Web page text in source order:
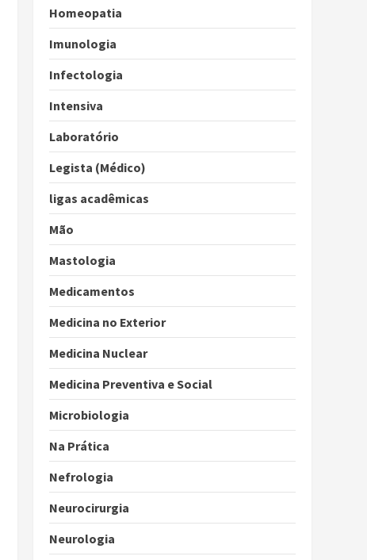
Homeopatia
Imunologia
Infectologia
Intensiva
Laboratório
Legista (Médico)
ligas acadêmicas
Mão
Mastologia
Medicamentos
Medicina no Exterior
Medicina Nuclear
Medicina Preventiva e Social
Microbiologia
Na Prática
Nefrologia
Neurocirurgia
Neurologia